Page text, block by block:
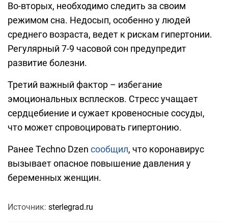
Во-вторых, необходимо следить за своим
режимом сна. Недосып, особенно у людей
среднего возраста, ведет к рискам гипертонии.
Регулярный 7-9 часовой сон предупредит
развитие болезни.
Третий важный фактор – избегание
эмоциональных всплесков. Стресс учащает
сердцебиение и сужает кровеносные сосуды,
что может спровоцировать гипертонию.
Ранее Techno Dzen сообщил, что коронавирус
вызывает опасное повышение давления у
беременных женщин.
Источник: sterlegrad.ru